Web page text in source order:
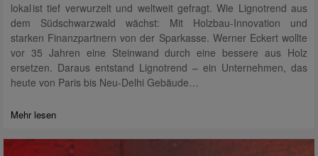
lokal ist tief verwurzelt und weltweit gefragt. Wie Lignotrend aus
dem Südschwarzwald wächst: Mit Holzbau-Innovation und
starken Finanzpartnern von der Sparkasse. Werner Eckert wollte
vor 35 Jahren eine Steinwand durch eine bessere aus Holz
ersetzen. Daraus entstand Lignotrend – ein Unternehmen, das
heute von Paris bis Neu-Delhi Gebäude…
Mehr lesen